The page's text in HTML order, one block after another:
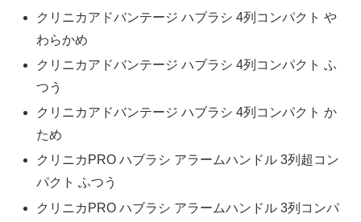
クリニカアドバンテージ ハブラシ 4列コンパクト や
わらかめ
クリニカアドバンテージ ハブラシ 4列コンパクト ふ
つう
クリニカアドバンテージ ハブラシ 4列コンパクト か
ため
クリニカPRO ハブラシ アラームハンドル 3列超コン
パクト ふつう
クリニカPRO ハブラシ アラームハンドル 3列コンパ